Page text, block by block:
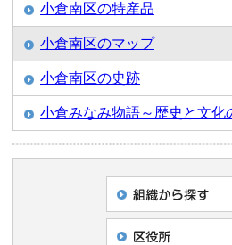
小倉南区の特産品
小倉南区のマップ
小倉南区の史跡
小倉みなみ物語～歴史と文化